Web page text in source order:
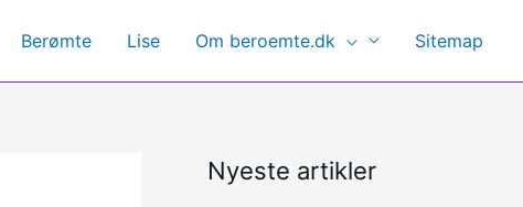
Berømte Lise Om beroemte.dk Sitemap
Nyeste artikler